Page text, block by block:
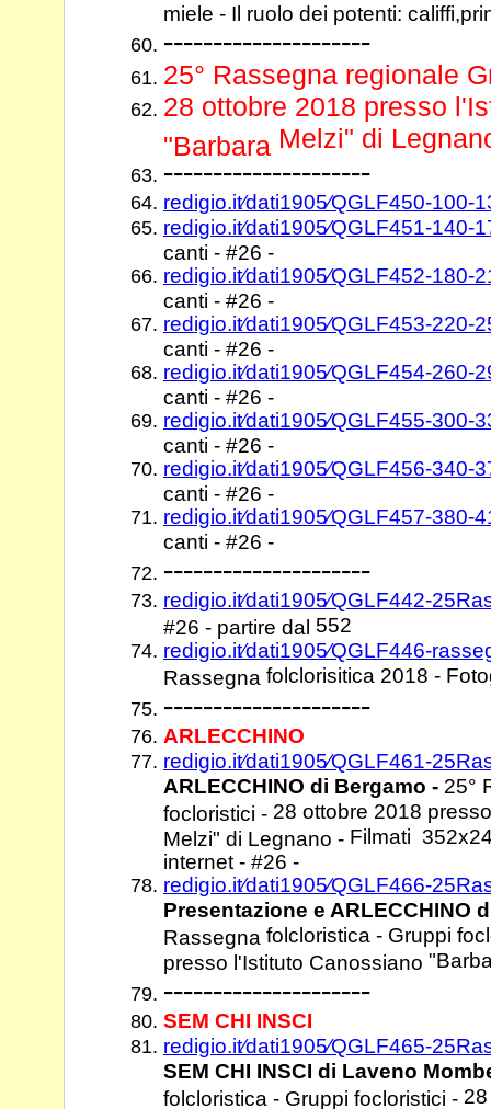
miele - Il ruolo dei potenti:
---------------------
25° Rassegna regionale
28 ottobre 2018 presso
"Barbara Melzi" di
---------------------
redigio.it⁄dati1905⁄QGLF450-100-
redigio.it⁄dati1905⁄QGLF451-140-
canti - #26 -
redigio.it⁄dati1905⁄QGLF452-180-
canti - #26 -
redigio.it⁄dati1905⁄QGLF453-220-
canti - #26 -
redigio.it⁄dati1905⁄QGLF454-260-
canti - #26 -
redigio.it⁄dati1905⁄QGLF455-300-
canti - #26 -
redigio.it⁄dati1905⁄QGLF456-340-
canti - #26 -
redigio.it⁄dati1905⁄QGLF457-380-
canti - #26 -
---------------------
redigio.it⁄dati1905⁄QGLF442-
#26 - partire dal 552
redigio.it⁄dati1905⁄QGLF446-
Rassegna folclorisitica 2018 -
---------------------
ARLECCHINO
redigio.it⁄dati1905⁄QGLF461-
ARLECCHINO di Bergamo - 25°
focloristici - 28 ottobre 2018
Melzi" di Legnano - Filmati
internet - #26 -
redigio.it⁄dati1905⁄QGLF466-
Presentazione e ARLECCHINO
Rassegna folcloristica - Gruppi
presso l'Istituto Canossiano
---------------------
SEM CHI INSCI
redigio.it⁄dati1905⁄QGLF465-
SEM CHI INSCI di Laveno
folcloristica - Gruppi focloristici -